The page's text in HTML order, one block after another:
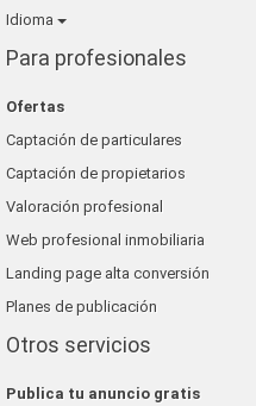
Idioma
Para profesionales
Ofertas
Captación de particulares
Captación de propietarios
Valoración profesional
Web profesional inmobiliaria
Landing page alta conversión
Planes de publicación
Otros servicios
Publica tu anuncio gratis